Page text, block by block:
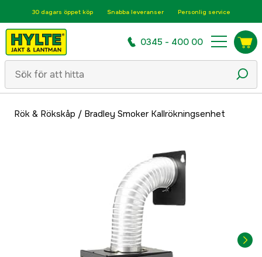
30 dagars öppet köp Snabba leveranser Personlig service
0345 - 400 00
Rök & Rökskåp / Bradley Smoker Kallrökningsenhet